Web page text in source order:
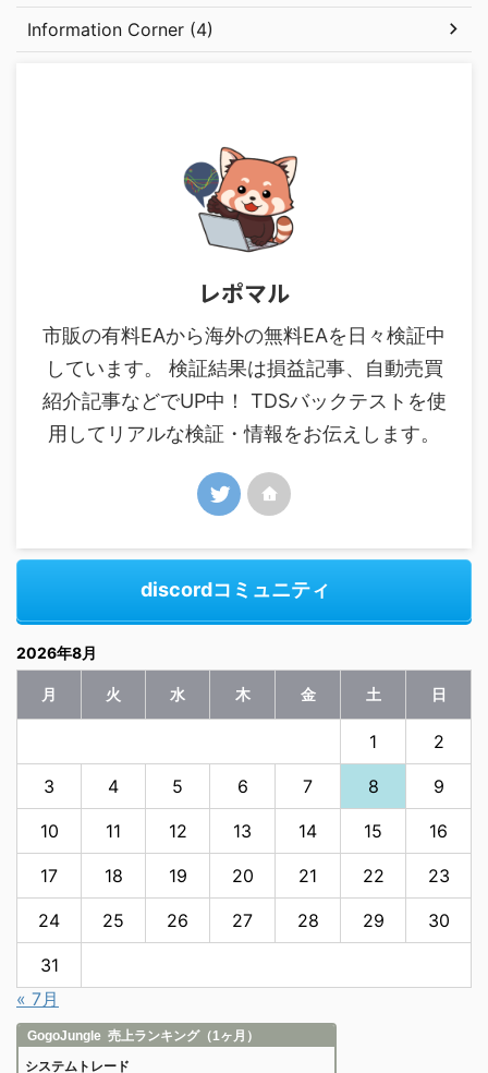
Information Corner (4)
レポマル
市販の有料EAから海外の無料EAを日々検証中
しています。 検証結果は損益記事、自動売買
紹介記事などでUP中！ TDSバックテストを使
用してリアルな検証・情報をお伝えします。
discordコミュニティ
2026年8月
月 火 水 木 金 土 日
1 2
3 4 5 6 7 8 9
10 11 12 13 14 15 16
17 18 19 20 21 22 23
24 25 26 27 28 29 30
31
« 7月